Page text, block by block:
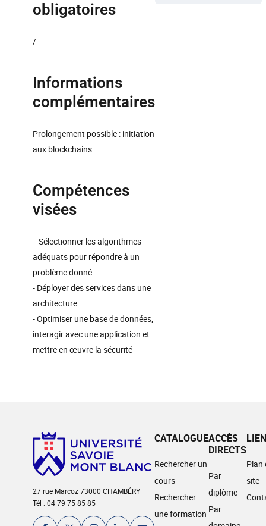
obligatoires
/
Informations
complémentaires
Prolongement possible : initiation
aux blockchains
Compétences
visées
- Sélectionner les algorithmes
adéquats pour répondre à un
problème donné
- Déployer des services dans une
architecture
- Optimiser une base de données,
interagir avec une application et
mettre en œuvre la sécurité
27 rue Marcoz 73000 CHAMBÉRY
Tél : 04 79 75 85 85
CATALOGUE
Rechercher un
cours
Rechercher
une formation
ACCÈS
DIRECTS
Par
diplôme
Par
Plan
site